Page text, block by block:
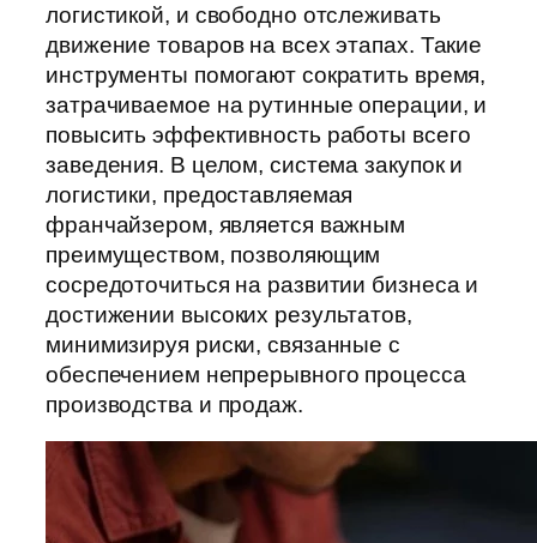
логистикой, и свободно отслеживать
движение товаров на всех этапах. Такие
инструменты помогают сократить время,
затрачиваемое на рутинные операции, и
повысить эффективность работы всего
заведения. В целом, система закупок и
логистики, предоставляемая
франчайзером, является важным
преимуществом, позволяющим
сосредоточиться на развитии бизнеса и
достижении высоких результатов,
минимизируя риски, связанные с
обеспечением непрерывного процесса
производства и продаж.